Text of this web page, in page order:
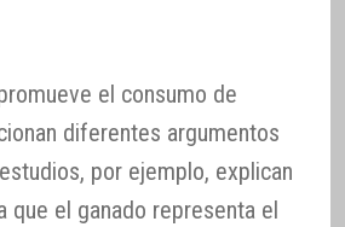
el consumo de
diferentes argumentos
por ejemplo, explican
que el ganado representa el